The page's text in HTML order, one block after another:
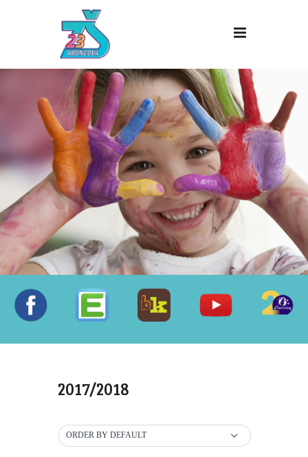
2017/2018
ORDER BY DEFAULT